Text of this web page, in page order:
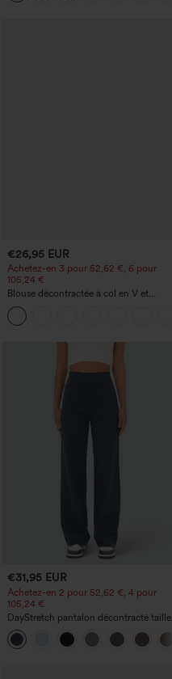
€26,95 EUR
Achetez-en 3 pour 52,62 €, 6 pour
105,24 €
Blouse décontractée à col en V et
manches courtes bouffantes
€31,95 EUR
Achetez-en 2 pour 52,62 €, 4 pour
105,24 €
DayStretch pantalon décontracté taille
haute avec poches et coupe droite